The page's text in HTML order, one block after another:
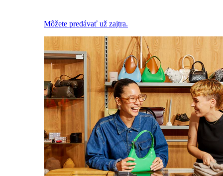
Môžete predávať už zajtra.